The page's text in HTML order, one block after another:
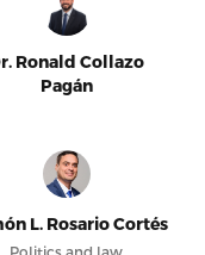
Ronald Collazo
Pagán
L. Rosario Cortés
Politics and law